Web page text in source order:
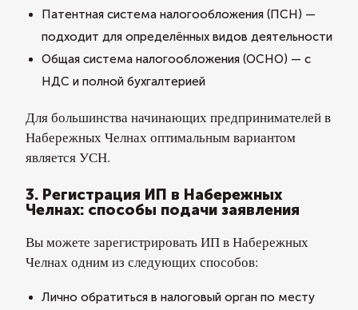
Патентная система налогообложения (ПСН) —
подходит для определённых видов деятельности
Общая система налогообложения (ОСНО) — с
НДС и полной бухгалтерией
Для большинства начинающих предпринимателей в
Набережных Челнах оптимальным вариантом
является УСН.
3. Регистрация ИП в Набережных
Челнах: способы подачи заявления
Вы можете зарегистрировать ИП в Набережных
Челнах одним из следующих способов:
Лично обратиться в налоговый орган по месту